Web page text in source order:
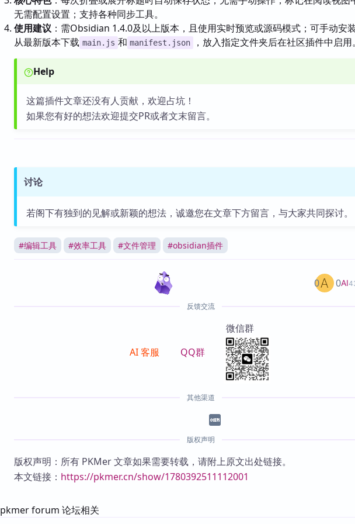
无需配置设置；支持各种同步工具。
使用建议 ：需Obsidian 1.4.0及以上版本，且使用实时预览或源码模式；可手动安
从最新版本下载 main.js 和 manifest.json ，放入指定文件夹后在社区插件中启用。
Help
这篇插件文章还没有人贡献，欢迎占坑！
如果您有好的想法欢迎提交PR或者文末留言。
讨论
若阁下有独到的见解或新颖的想法，诚邀您在文章下方留言，与大家共同探讨。
#编辑工具 #效率工具 #文件管理 #obsidian插件
AI
0 0
反馈交流
AI 客服 QQ群
微信群
其他渠道
版权声明
版权声明：所有 PKMer 文章如果需要转载，请附上原文出处链接。
本文链接： https://pkmer.cn/show/1780392511112001
pkmer forum 论坛相关